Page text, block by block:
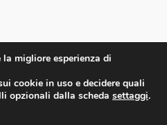
migliore esperienza di
cookie in uso e decidere quali
opzionali dalla scheda settaggi.